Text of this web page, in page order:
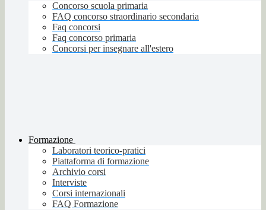
Concorso scuola primaria
FAQ concorso straordinario secondaria
Faq concorsi
Faq concorso primaria
Concorsi per insegnare all'estero
Formazione
Laboratori teorico-pratici
Piattaforma di formazione
Archivio corsi
Interviste
Corsi internazionali
FAQ Formazione